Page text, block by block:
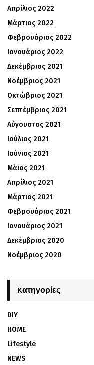
Απρίλιος 2022
Μάρτιος 2022
Φεβρουάριος 2022
Ιανουάριος 2022
Δεκέμβριος 2021
Νοέμβριος 2021
Οκτώβριος 2021
Σεπτέμβριος 2021
Αύγουστος 2021
Ιούλιος 2021
Ιούνιος 2021
Μάιος 2021
Απρίλιος 2021
Μάρτιος 2021
Φεβρουάριος 2021
Ιανουάριος 2021
Δεκέμβριος 2020
Νοέμβριος 2020
Kατηγορίες
DIY
HOME
Lifestyle
NEWS